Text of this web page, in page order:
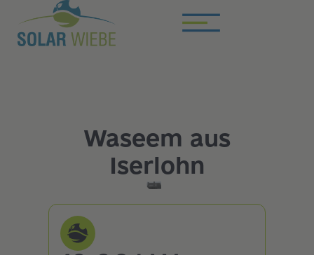
Waseem aus
Iserlohn